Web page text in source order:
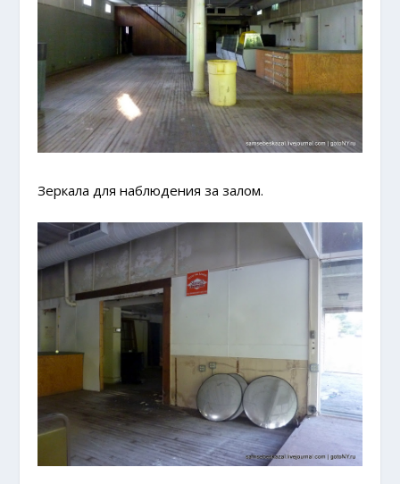
Зеркала для наблюдения за залом.